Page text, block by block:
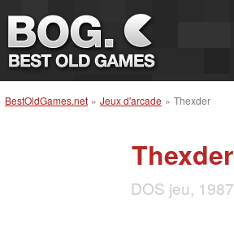
BestOldGames.net » Jeux d'arcade » Thexder
Thexder
DOS jeu, 1987